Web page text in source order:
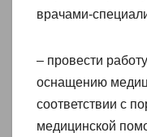
врачами-
– провести
оснащению
соответствии с
медицинской